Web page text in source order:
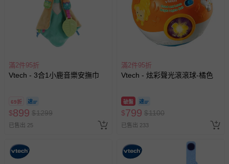
滿2件95折
Vtech - 3合1小鹿音樂安撫巾
69折
$899 $1299
已售出 25
滿2件95折
Vtech - 炫彩聲光滾滾球-橘色
破盤
$799 $1100
已售出 233